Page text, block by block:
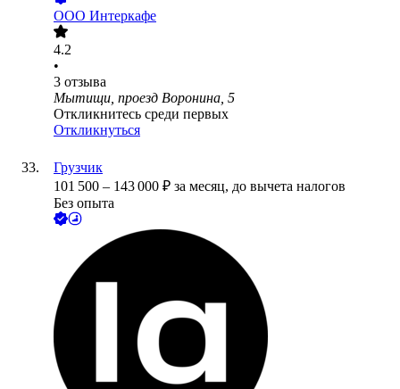
ООО Интеркафе
4.2
•
3 отзыва
Мытищи, проезд Воронина, 5
Откликнитесь среди первых
Откликнуться
Грузчик
101 500 – 143 000 ₽ за месяц, до вычета налогов
Без опыта